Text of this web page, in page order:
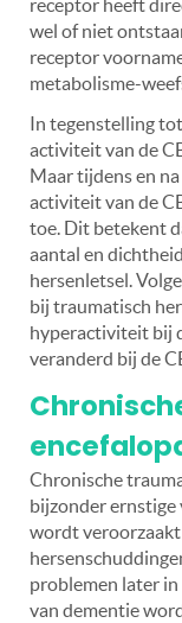
wel of niet
receptor
metabolisme-
In tegenstelling
activiteit van de
Maar tijdens en
activiteit van de
toe. Dit betekent
aantal en
hersenletsel.
bij traumatisch
hyperactiviteit bij
veranderd bij de
Chronische
bijzonder
wordt
problemen later
van dementie